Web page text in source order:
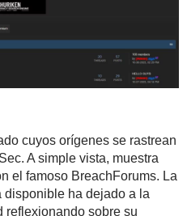
cuyos orígenes se rastrean
A simple vista, muestra
el famoso BreachForums. La
ha dejado a la
reflexionando sobre su